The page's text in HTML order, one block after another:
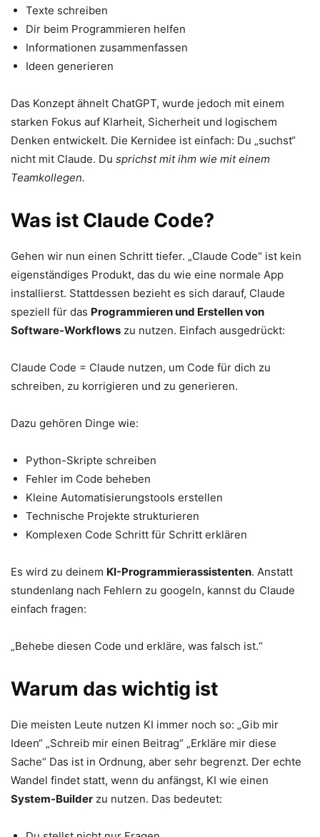
Texte schreiben
Dir beim Programmieren helfen
Informationen zusammenfassen
Ideen generieren
Das Konzept ähnelt ChatGPT, wurde jedoch mit einem
starken Fokus auf Klarheit, Sicherheit und logischem
Denken entwickelt. Die Kernidee ist einfach: Du „suchst“
nicht mit Claude. Du sprichst mit ihm wie mit einem
Teamkollegen.
Was ist Claude Code?
Gehen wir nun einen Schritt tiefer. „Claude Code“ ist kein
eigenständiges Produkt, das du wie eine normale App
installierst. Stattdessen bezieht es sich darauf, Claude
speziell für das Programmieren und Erstellen von
Software-Workflows zu nutzen. Einfach ausgedrückt:
Claude Code = Claude nutzen, um Code für dich zu
schreiben, zu korrigieren und zu generieren.
Dazu gehören Dinge wie:
Python-Skripte schreiben
Fehler im Code beheben
Kleine Automatisierungstools erstellen
Technische Projekte strukturieren
Komplexen Code Schritt für Schritt erklären
Es wird zu deinem KI-Programmierassistenten. Anstatt
stundenlang nach Fehlern zu googeln, kannst du Claude
einfach fragen:
„Behebe diesen Code und erkläre, was falsch ist.“
Warum das wichtig ist
Die meisten Leute nutzen KI immer noch so: „Gib mir
Ideen“ „Schreib mir einen Beitrag“ „Erkläre mir diese
Sache“ Das ist in Ordnung, aber sehr begrenzt. Der echte
Wandel findet statt, wenn du anfängst, KI wie einen
System-Builder zu nutzen. Das bedeutet: